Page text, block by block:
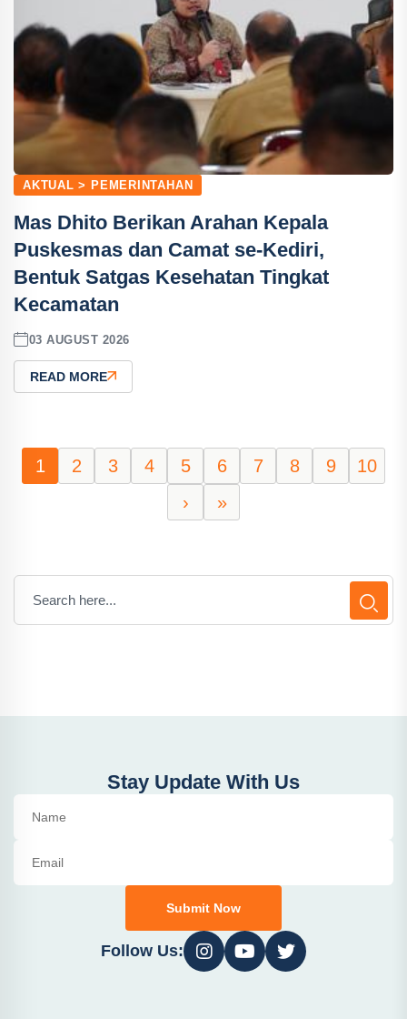
AKTUAL > PEMERINTAHAN
Mas Dhito Berikan Arahan Kepala
Puskesmas dan Camat se-Kediri,
Bentuk Satgas Kesehatan Tingkat
Kecamatan
03 AUGUST 2026
READ MORE
1 2 3 4 5 6 7 8 9
10
›
»
Stay Update With Us
Submit Now
Follow Us: